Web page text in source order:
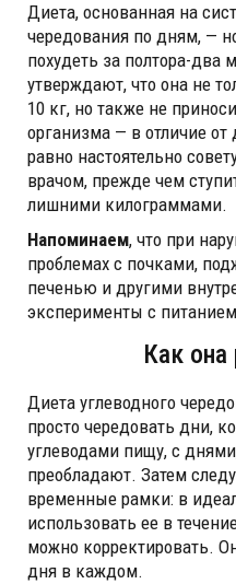
Диета, основанная на
чередования по дням, —
похудеть за полтора-
утверждают, что она не
10 кг, но также не
организма — в отличие
равно настоятельно
врачом, прежде чем
лишними килограммами.
Напоминаем, что при
проблемах с почками,
печенью и другими
эксперименты с
Как она
Диета углеводного
просто чередовать дни,
углеводами пищу, с
преобладают. Затем
временные рамки: в
использовать ее в
можно корректировать.
дня в каждом.